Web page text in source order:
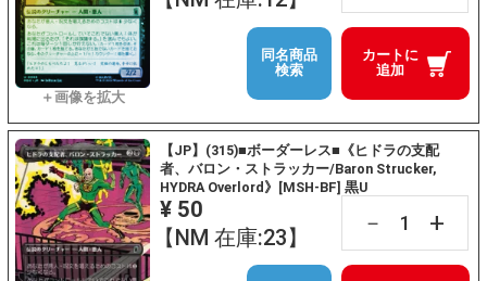
カートに
追加
同名商品
検索
【JP】(315)■ボーダーレス■《ヒドラの支配
者、バロン・ストラッカー/Baron Strucker,
HYDRA Overlord》[MSH-BF] 黒U
¥ 50
【NM 在庫:23】
－ +